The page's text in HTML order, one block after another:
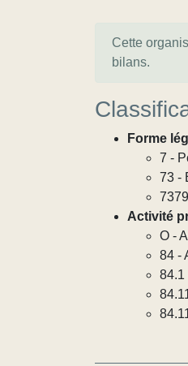
Cette
bilans.
Forme
7 -
73 -
Activité
O -
84 -
84.1